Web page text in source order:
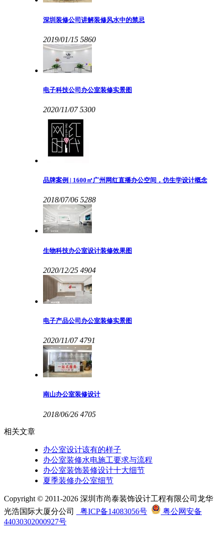
深圳装修公司讲解装修风水中的禁忌
2019/01/15 5860
电子科技公司办公室装修实景图
2020/11/07 5300
品牌案例 | 1600㎡广州网红直播办公空间，仿生学设计概念
2018/07/06 5288
生物科技办公室设计装修效果图
2020/12/25 4904
电子产品公司办公室装修实景图
2020/11/07 4791
南山办公室装修设计
2018/06/26 4705
相关文章
办公室设计该有的样子
办公室装修水电施工要求与流程
办公室装饰装修设计十大细节
夏季装修办公室细节
Copyright © 2011-2026 深圳市尚泰装饰设计工程有限公司龙华
光浩国际大厦分公司
粤ICP备14083056号
粤公网安备
44030302000927号